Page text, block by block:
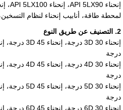
لمحطة طاقة، أنابيب إنحناء لنظام التسخين،
2. التصنيف عن طريق النوع
إنحناء3D 30 درجة، إنحناء3D 45 درجة،
درجة
إنحناء4D 30 درجة، إنحناء4D 45 درجة،
درجة
إنحناء5D 30 درجة، إنحناء5D 45 درجة،
درجة
إنحناء6D 30 درجة، إنحناء6D 45 درجة،